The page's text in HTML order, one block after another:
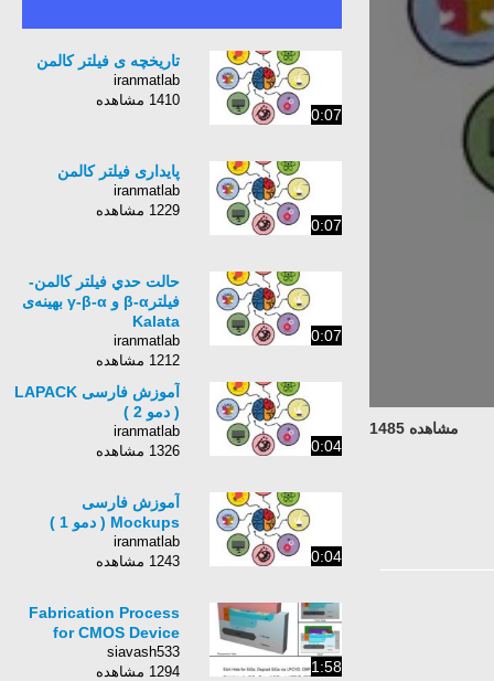
مشاهده 1485
0:07
تاریخچه ی فیلتر کالمن
iranmatlab
1410 مشاهده
0:07
پايداری فيلتر کالمن
iranmatlab
1229 مشاهده
0:07
حالت حدي فيلتر کالمن-
فيلترβ-α و γ-β-α بهينه‌ی
Kalata
iranmatlab
1212 مشاهده
0:04
آموزش فارسی LAPACK
( دمو 2 )
iranmatlab
1326 مشاهده
0:04
آموزش فارسی
Mockups ( دمو 1 )
iranmatlab
1243 مشاهده
1:58
Fabrication Process
for CMOS Device
siavash533
1294 مشاهده